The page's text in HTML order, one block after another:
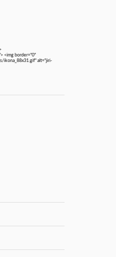
<img border="0"
ikona_88x31.gif" alt="jiri-